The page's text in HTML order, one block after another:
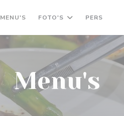
MENU'S FOTO'S PERS
Menu's